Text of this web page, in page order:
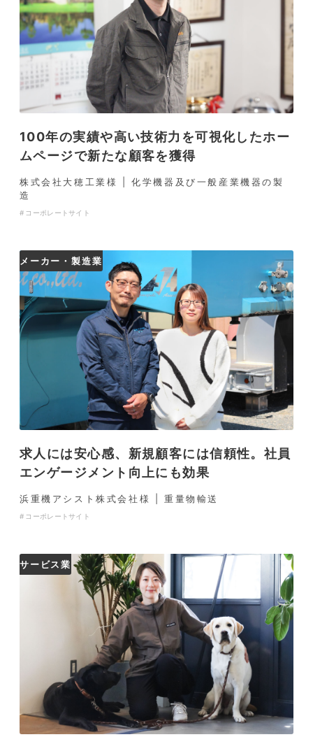
100年の実績や高い技術力を可視化したホー
ムページで新たな顧客を獲得
株式会社大穂工業様 | 化学機器及び一般産業機器の製
造
コーポレートサイト
メーカー・製造業
求人には安心感、新規顧客には信頼性。社員
エンゲージメント向上にも効果
浜重機アシスト株式会社様 | 重量物輸送
コーポレートサイト
サービス業